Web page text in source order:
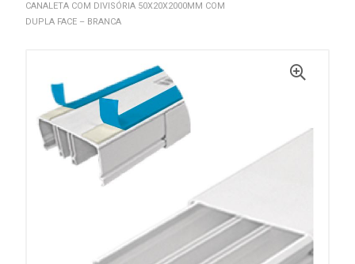
CANALETA COM DIVISÓRIA 50X20X2000MM COM
DUPLA FACE – BRANCA